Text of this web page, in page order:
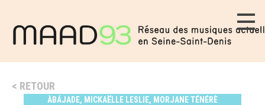
RETOUR
ÀBÁJADE, MICKAËLLE LESLIE, MORJANE TÉNÉRÈ